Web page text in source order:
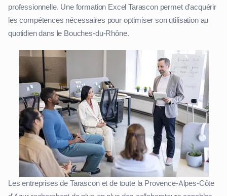
professionnelle. Une formation Excel Tarascon permet d'acquérir
les compétences nécessaires pour optimiser son utilisation au
quotidien dans le Bouches-du-Rhône.
Les entreprises de Tarascon et de toute la Provence-Alpes-Côte